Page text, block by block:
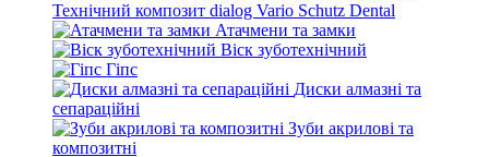
Технічний композит dialog Vario Schutz Dental
Атачмени та замки
Віск зуботехнічний
Гіпс
Диски алмазні та
сепараційні
Зуби акрилові та
композитні